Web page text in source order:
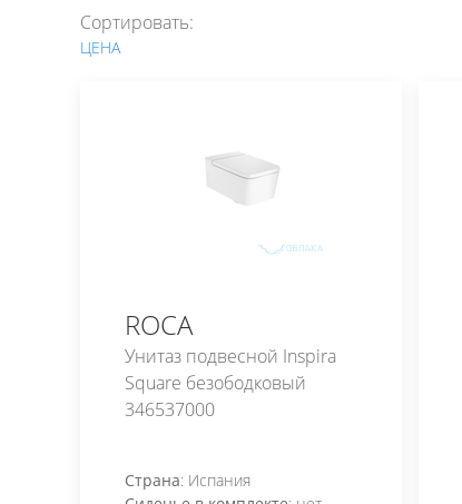
Сортировать:
ЦЕНА
ROCA
Унитаз подвесной Inspira
Square безободковый
346537000
Страна: Испания